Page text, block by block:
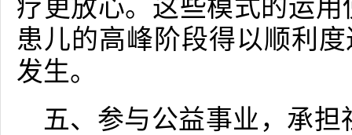
疗更放心。这些模式的运
患儿的高峰阶段得以顺利
发生。
五、参与公益事业，承担